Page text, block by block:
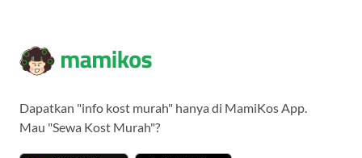
Dapatkan "info kost murah" hanya di MamiKos App.
Mau "Sewa Kost Murah"?